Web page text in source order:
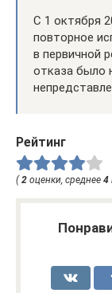
С 1 октября
повторное
в первичной
отказа было
Рейтинг
(2 оценки, среднее 4